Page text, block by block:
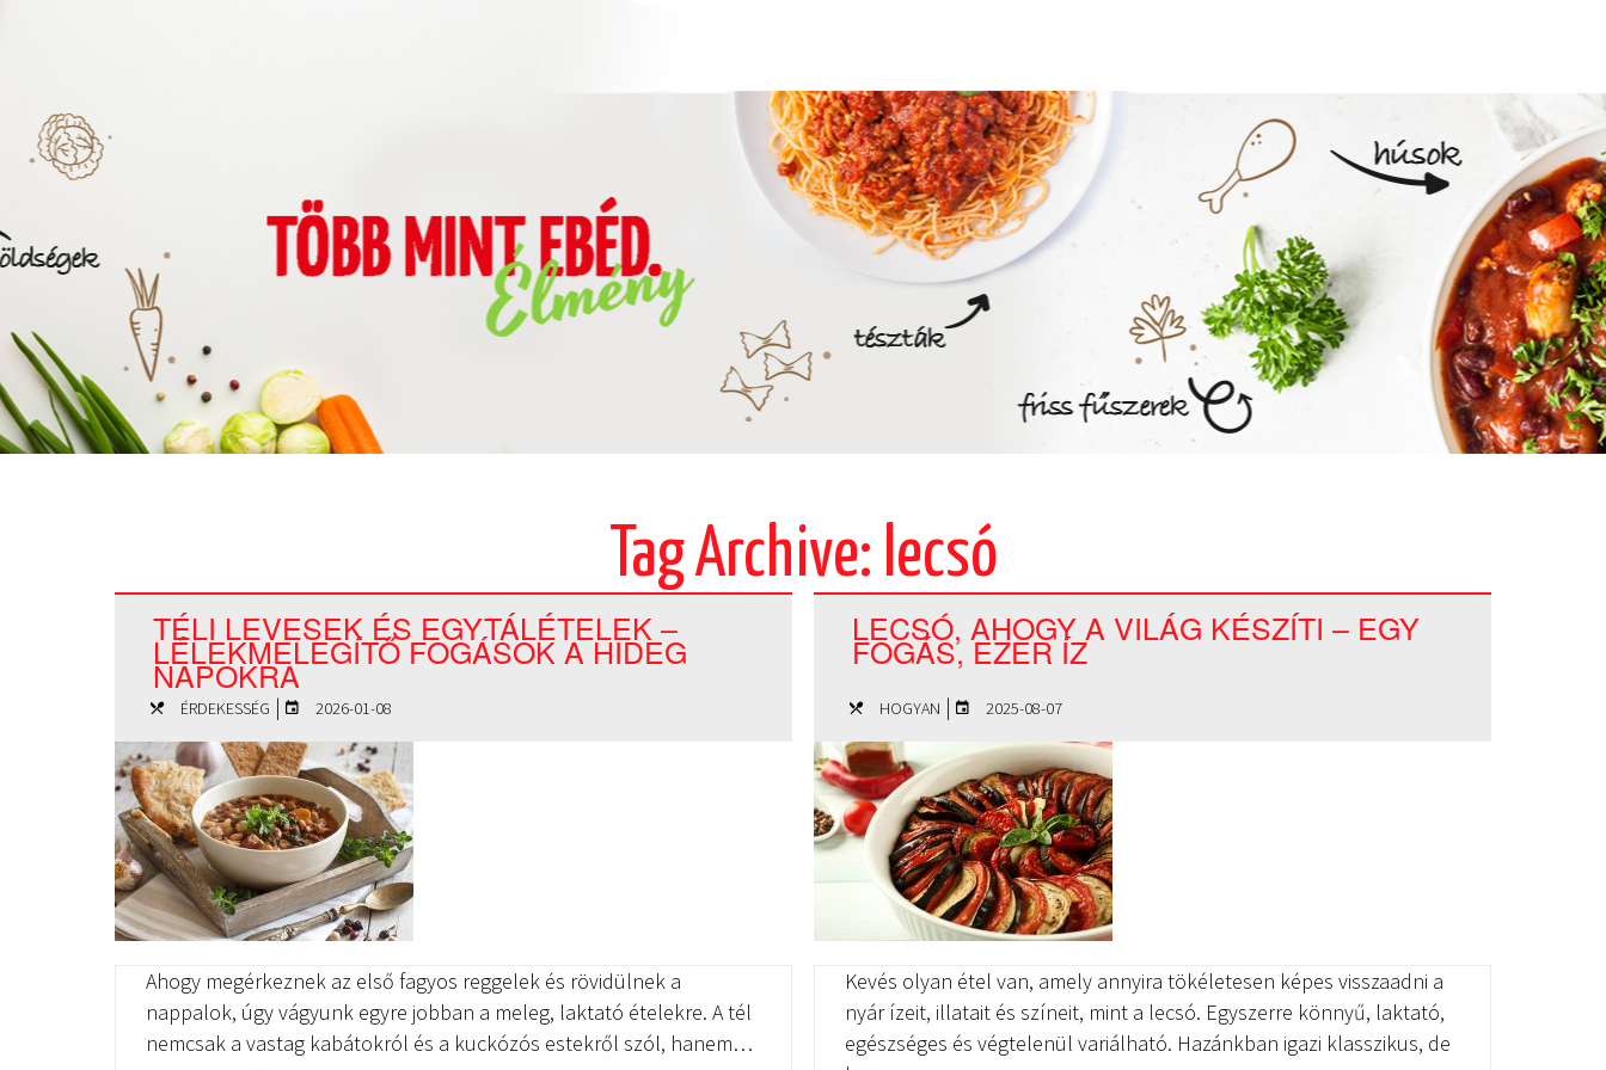
Tag Archive: lecsó
TÉLI LEVESEK ÉS EGYTÁLÉTELEK –
LÉLEKMELEGÍTŐ FOGÁSOK A HIDEG
NAPOKRA
ÉRDEKESSÉG | 2026-01-08
Ahogy megérkeznek az első fagyos reggelek és rövidülnek a
nappalok, úgy vágyunk egyre jobban a meleg, laktató ételekre. A tél
nemcsak a vastag kabátokról és a kuckózós estekről szól, hanem…
LECSÓ, AHOGY A VILÁG KÉSZÍTI – EGY
FOGÁS, EZER ÍZ
HOGYAN | 2025-08-07
Kevés olyan étel van, amely annyira tökéletesen képes visszaadni a
nyár ízeit, illatait és színeit, mint a lecsó. Egyszerre könnyű, laktató,
egészséges és végtelenül variálható. Hazánkban igazi klasszikus, de